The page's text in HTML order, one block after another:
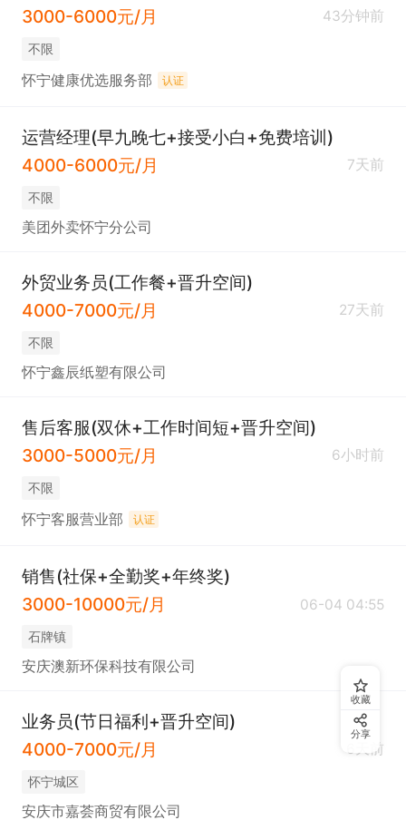
3000-6000元/月
43分钟前
不限
怀宁健康优选服务部 认证
运营经理(早九晚七+接受小白+免费培训)
4000-6000元/月
7天前
不限
美团外卖怀宁分公司
外贸业务员(工作餐+晋升空间)
4000-7000元/月
27天前
不限
怀宁鑫辰纸塑有限公司
售后客服(双休+工作时间短+晋升空间)
3000-5000元/月
6小时前
不限
怀宁客服营业部 认证
销售(社保+全勤奖+年终奖)
3000-10000元/月
06-04 04:55
石牌镇
安庆澳新环保科技有限公司
业务员(节日福利+晋升空间)
4000-7000元/月
6天前
怀宁城区
安庆市嘉荟商贸有限公司
收藏
分享